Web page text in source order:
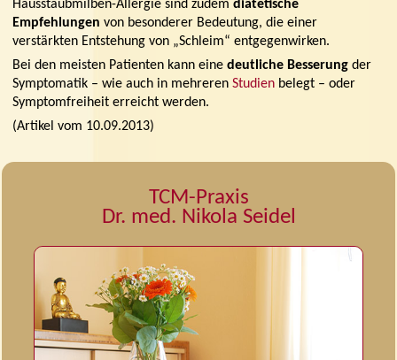
Hausstaubmilben-Allergie sind zudem diätetische
Empfehlungen von besonderer Bedeutung, die einer
verstärkten Entstehung von „Schleim“ entgegenwirken.
Bei den meisten Patienten kann eine deutliche Besserung der
Symptomatik – wie auch in mehreren Studien belegt – oder
Symptomfreiheit erreicht werden.
(Artikel vom 10.09.2013)
TCM-Praxis
Dr. med. Nikola Seidel